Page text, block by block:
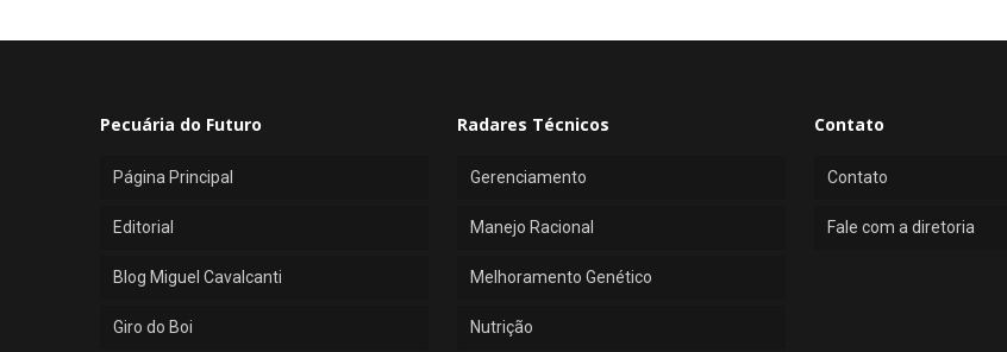
Pecuária do Futuro
Página Principal
Editorial
Blog Miguel Cavalcanti
Giro do Boi
Radares Técnicos
Gerenciamento
Manejo Racional
Melhoramento Genético
Nutrição
Contato
Contato
Fale com a diretoria